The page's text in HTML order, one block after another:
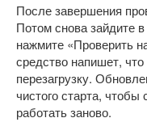
После завершения
Потом снова зайдите
нажмите «Проверить
средство напишет,
перезагрузку.
чистого старта,
работать заново.